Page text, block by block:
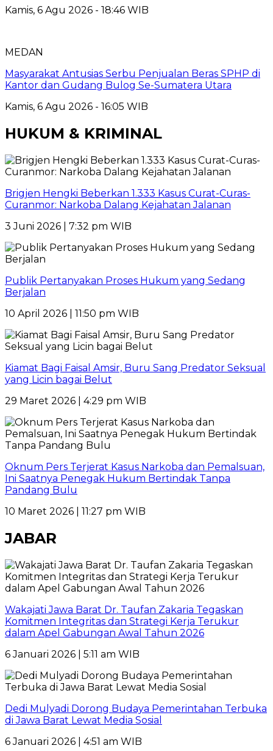
Kamis, 6 Agu 2026 - 18:46 WIB
MEDAN
Masyarakat Antusias Serbu Penjualan Beras SPHP di
Kantor dan Gudang Bulog Se-Sumatera Utara
Kamis, 6 Agu 2026 - 16:05 WIB
HUKUM & KRIMINAL
Brigjen Hengki Beberkan 1.333 Kasus Curat-Curas-
Curanmor: Narkoba Dalang Kejahatan Jalanan
3 Juni 2026 | 7:32 pm WIB
Publik Pertanyakan Proses Hukum yang Sedang
Berjalan
10 April 2026 | 11:50 pm WIB
Kiamat Bagi Faisal Amsir, Buru Sang Predator Seksual
yang Licin bagai Belut
29 Maret 2026 | 4:29 pm WIB
Oknum Pers Terjerat Kasus Narkoba dan Pemalsuan,
Ini Saatnya Penegak Hukum Bertindak Tanpa
Pandang Bulu
10 Maret 2026 | 11:27 pm WIB
JABAR
Wakajati Jawa Barat Dr. Taufan Zakaria Tegaskan
Komitmen Integritas dan Strategi Kerja Terukur
dalam Apel Gabungan Awal Tahun 2026
6 Januari 2026 | 5:11 am WIB
Dedi Mulyadi Dorong Budaya Pemerintahan Terbuka
di Jawa Barat Lewat Media Sosial
6 Januari 2026 | 4:51 am WIB